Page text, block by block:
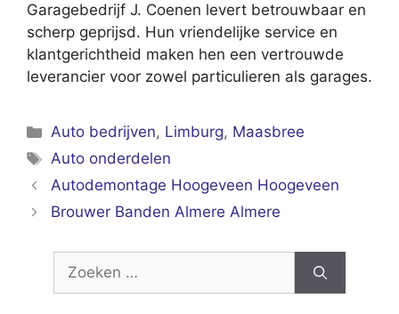
Garagebedrijf J. Coenen levert betrouwbaar en
scherp geprijsd. Hun vriendelijke service en
klantgerichtheid maken hen een vertrouwde
leverancier voor zowel particulieren als garages.
Categorieën
Auto bedrijven, Limburg, Maasbree
Tags
Auto onderdelen
Autodemontage Hoogeveen Hoogeveen
Brouwer Banden Almere Almere
Zoek